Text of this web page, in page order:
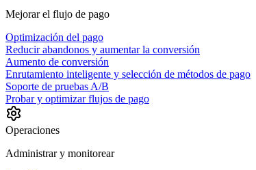
Mejorar el flujo de pago
Optimización del pago
Reducir abandonos y aumentar la conversión
Aumento de conversión
Enrutamiento inteligente y selección de métodos de pago
Soporte de pruebas A/B
Probar y optimizar flujos de pago
Operaciones
Administrar y monitorear